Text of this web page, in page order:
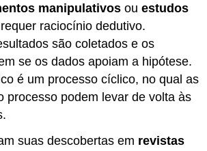
manipulativos ouestudos
requer raciocínio dedutivo.
são coletados e os
se os dados apoiam a hipótese.
é um processo cíclico, no qual as
processo podem levar de volta às
suas descobertas em revistas